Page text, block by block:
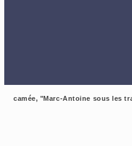
camée, "Marc-Antoine sous les